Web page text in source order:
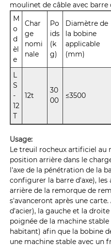
moulinet de câble avec barre
M
o
d
èl
e
Char
ge
nomi
nale
Po
ids
(k
g)
Diamètre de
la bobine
applicable
(mm)
L
S
-
12
T
12t
30
00
≤3500
Usage:
Le treuil rocheux artificiel au
position arrière dans le
l'axe de la pénétration de la
configurer la barre d'axe), les
arrière de la remorque de
s'avanceront après une
d'acier), la gauche et la
poignée de la machine
habitant) afin que la bobine
une machine stable avec un